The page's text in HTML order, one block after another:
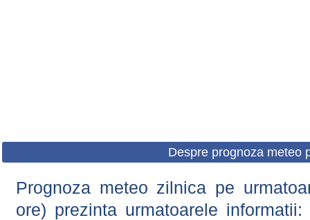
Despre prognoza meteo
Prognoza meteo zilnica pe
ore) prezinta urmatoarele